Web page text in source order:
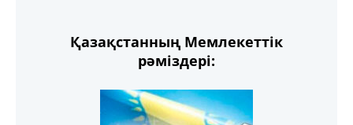
Қазақстанның Мемлекеттік
рәміздері: